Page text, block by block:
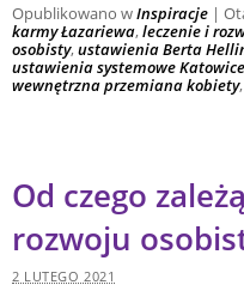
Opublikowano wInspiracje |
karmy Łazariewa,leczenie i
osobisty,ustawienia Berta
ustawienia systemowe Katowice
wewnętrzna przemiana kobiety
Od czego
rozwoju
2 LUTEGO 2021